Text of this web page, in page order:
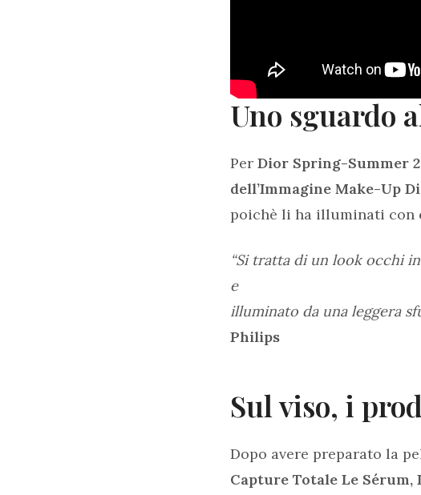
Uno sguardo
Per Dior Spring-Summer
dell’Immagine Make-Up
poichè li ha illuminati con
“Si tratta di un look occhi
e
illuminato da una leggera
Philips
Sul viso, i
Dopo avere preparato la
Capture Totale Le